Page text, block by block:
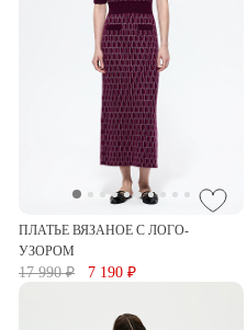
ПЛАТЬЕ ВЯЗАНОЕ С ЛОГО-
УЗОРОМ
17 990 ₽ 7 190 ₽